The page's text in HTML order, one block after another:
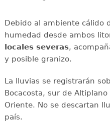
Debido al ambiente cálido
humedad desde ambos
locales severas,
y posible granizo.
La lluvias se registrarán
Bocacosta, sur de
Oriente. No se descartan
país.